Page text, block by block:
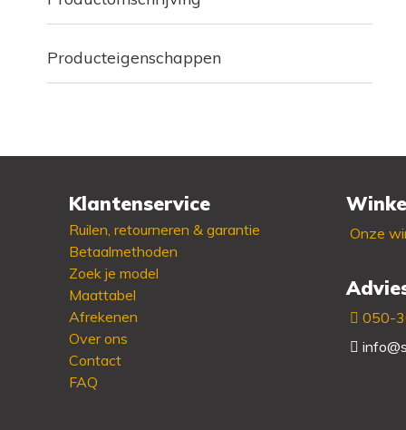
Producteigenschappen
Klantenservice
Ruilen, retourneren & garantie
Betaalmethoden
Zoek je model
Maattabel
Afrekenen
Over ons
Contact
FAQ
Onze
050-